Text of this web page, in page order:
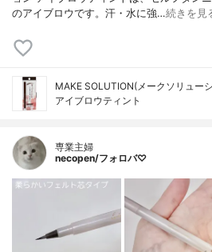
のアイブロウです。汗・水に強…続きを見
MAKE SOLUTION(メークソリュー
アイブロウティント
専業主婦
necopen/フォロバ♡